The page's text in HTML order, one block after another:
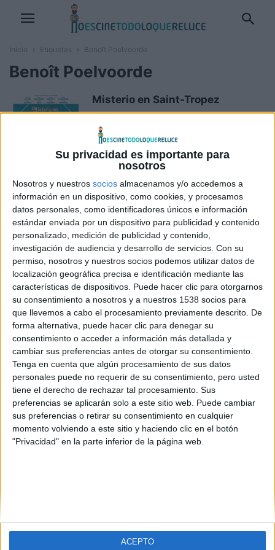
Su privacidad es importante para
nosotros
Nosotros y nuestros socios almacenamos y/o accedemos a
información en un dispositivo, como cookies, y procesamos
datos personales, como identificadores únicos e información
estándar enviada por un dispositivo para publicidad y contenido
personalizado, medición de publicidad y contenido,
investigación de audiencia y desarrollo de servicios. Con su
permiso, nosotros y nuestros socios podemos utilizar datos de
localización geográfica precisa e identificación mediante las
características de dispositivos. Puede hacer clic para otorgarnos
su consentimiento a nosotros y a nuestros 1538 socios para
que llevemos a cabo el procesamiento previamente descrito. De
forma alternativa, puede hacer clic para denegar su
consentimiento o acceder a información más detallada y
cambiar sus preferencias antes de otorgar su consentimiento.
Tenga en cuenta que algún procesamiento de sus datos
personales puede no requerir de su consentimiento, pero usted
tiene el derecho de rechazar tal procesamiento. Sus
preferencias se aplicarán solo a este sitio web. Puede cambiar
sus preferencias o retirar su consentimiento en cualquier
momento volviendo a este sitio y haciendo clic en el botón
"Privacidad" en la parte inferior de la página web.
ACEPTO
Inicio Etiquetas Benoît Poelvoorde
Benoît Poelvoorde
Misterio en Saint-Tropez
Boris M. - 23 julio, 2021
Borrar el historial
Boris M. - 14 mayo, 2021
El gran baño
Boris M. 11 enero, 2019
SOBRE NOSOTROS
No es cine todo lo que reluce es una web dedicada a la
SÍGUENOS